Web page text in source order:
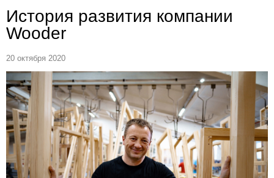
История развития компании
Wooder
20 октября 2020